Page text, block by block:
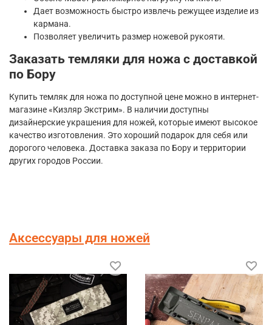
Дает возможность быстро извлечь режущее изделие из
кармана.
Позволяет увеличить размер ножевой рукояти.
Заказать темляки для ножа с доставкой
по Бору
Купить темляк для ножа по доступной цене можно в интернет-
магазине «Кизляр Экстрим». В наличии доступны
дизайнерские украшения для ножей, которые имеют высокое
качество изготовления. Это хороший подарок для себя или
дорогого человека. Доставка заказа по Бору и территории
других городов России.
Аксессуары для ножей